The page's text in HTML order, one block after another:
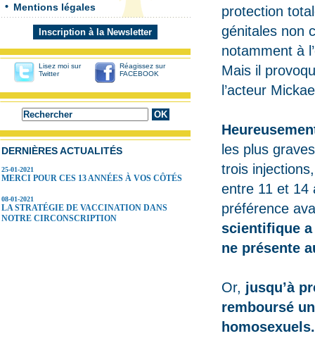
Mentions légales
Inscription à la Newsletter
Lisez moi sur
Twitter
Réagissez sur
FACEBOOK
DERNIÈRES ACTUALITÉS
25-01-2021
MERCI POUR CES 13 ANNÉES À VOS CÔTÉS
08-01-2021
LA STRATÉGIE DE VACCINATION DANS
NOTRE CIRCONSCRIPTION
protection
génitales non
notamment à
Mais il
l’acteur
les plus
trois
entre 11 et 14
préférence
scientifique
ne présente
Or, jusqu’à
remboursé
homosexuels.